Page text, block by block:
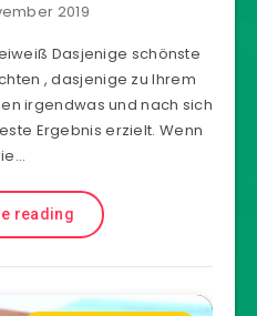
2019
Dasjenige schönste
, dasjenige zu Ihrem
irgendwas und nach sich
Ergebnis erzielt. Wenn
reading